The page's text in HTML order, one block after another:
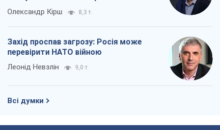
Олександр Кірш 8,3 т.
Захід проспав загрозу: Росія може
перевірити НАТО війною
Леонід Невзлін 9,0 т.
Всі думки